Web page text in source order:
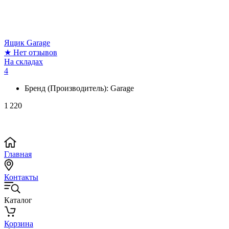
Ящик Garage
★ Нет отзывов
На складах
4
Бренд (Производитель): Garage
1 220
Главная
Контакты
Каталог
Корзина